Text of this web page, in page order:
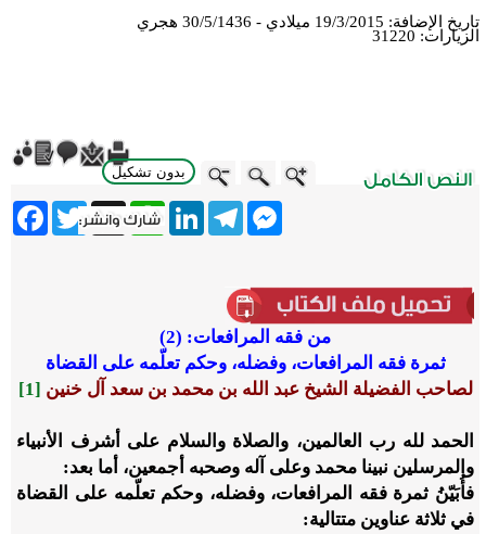
تاريخ الإضافة: 19/3/2015 ميلادي - 30/5/1436 هجري
الزيارات: 31220
بدون تشكيل
Twitter X
WhatsApp
LinkedInTelegram
Messenger
من فقه المرافعات: (2)
ثمرة فقه المرافعات، وفضله، وحكم تعلّمه على القضاة
لصاحب الفضيلة الشيخ عبد الله بن محمد بن سعد آل خنين [1]
الحمد لله رب العالمين، والصلاة والسلام على أشرف الأنبياء
والمرسلين نبينا محمد وعلى آله وصحبه أجمعين، أما بعد:
فأُبَيّنُ ثمرة فقه المرافعات، وفضله، وحكم تعلّمه على القضاة
في ثلاثة عناوين متتالية: